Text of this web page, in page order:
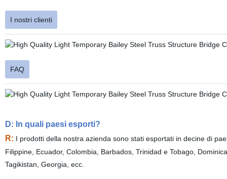
I nostri clienti
FAQ
D: In quali paesi esporti?
R: I prodotti della nostra azienda sono stati esportati in decine di
Filippine, Ecuador, Colombia, Barbados, Trinidad e Tobago,
Tagikistan, Georgia, ecc.